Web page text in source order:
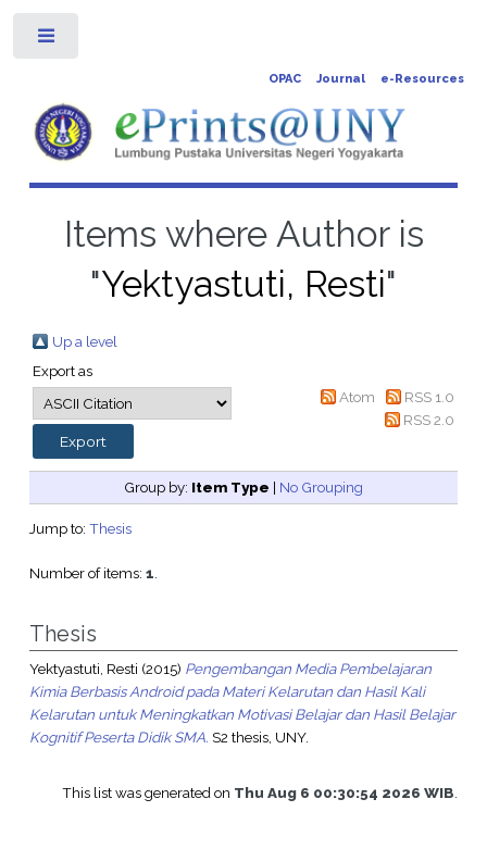
OPAC Journal e-Resources
Items where Author is
"Yektyastuti, Resti"
Up a level
Export as
Atom
RSS 1.0
RSS 2.0
Group by: Item Type | No Grouping
Jump to: Thesis
Number of items: 1.
Thesis
Yektyastuti, Resti (2015) Pengembangan Media Pembelajaran
Kimia Berbasis Android pada Materi Kelarutan dan Hasil Kali
Kelarutan untuk Meningkatkan Motivasi Belajar dan Hasil Belajar
Kognitif Peserta Didik SMA. S2 thesis, UNY.
This list was generated on Thu Aug 6 00:30:54 2026 WIB.